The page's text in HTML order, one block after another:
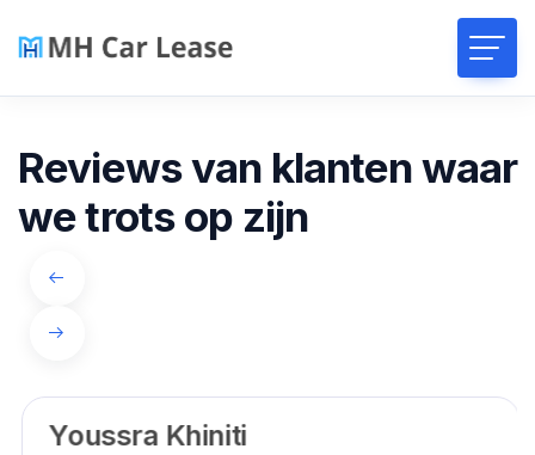
Reviews van klanten waar
we trots op zijn
Youssra Khiniti